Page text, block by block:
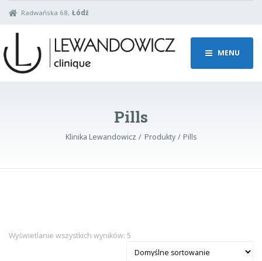
Radwańska 68, Łódź
MENU
Pills
Klinika Lewandowicz Produkty Pills
Wyświetlanie wszystkich wyników: 5